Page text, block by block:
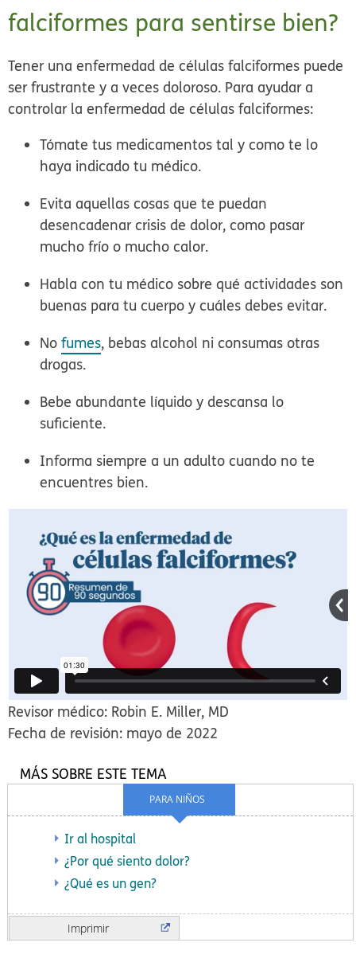
falciformes para sentirse bien?
Tener una enfermedad de células falciformes puede
ser frustrante y a veces doloroso. Para ayudar a
controlar la enfermedad de células falciformes:
Tómate tus medicamentos tal y como te lo
haya indicado tu médico.
Evita aquellas cosas que te puedan
desencadenar crisis de dolor, como pasar
mucho frío o mucho calor.
Habla con tu médico sobre qué actividades son
buenas para tu cuerpo y cuáles debes evitar.
Nofumes, bebas alcohol ni consumas otras
drogas.
Bebe abundante líquido y descansa lo
suficiente.
Informa siempre a un adulto cuando no te
encuentres bien.
Revisor médico: Robin E. Miller, MD
Fecha de revisión: mayo de 2022
PARA NIÑOS
MÁS SOBRE ESTE TEMA
Ir al hospital
¿Por qué siento dolor?
¿Qué es un gen?
Imprimir